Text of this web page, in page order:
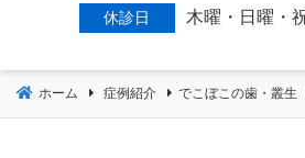
休診日 木曜・日曜・
ホーム 症例紹介 でこぼこの歯・叢生